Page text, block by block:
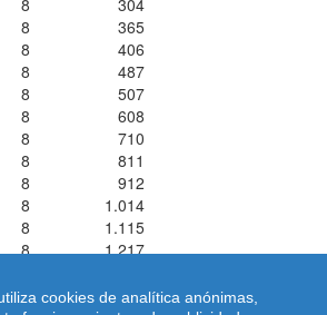
8
304
8
365
8
406
8
487
8
507
8
608
8
710
8
811
8
912
8
1.014
8
1.115
8 1.217
cookies de analítica anónimas,